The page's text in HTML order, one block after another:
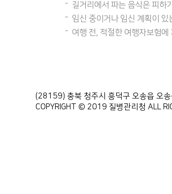
길거리에서 파는 음식은 피하기
임신 중이거나 임신 계획이 있
여행 전, 적절한 여행자보험
(28159) 충북 청주시 흥덕구 오송읍 오
COPYRIGHT © 2019 질병관리청 ALL